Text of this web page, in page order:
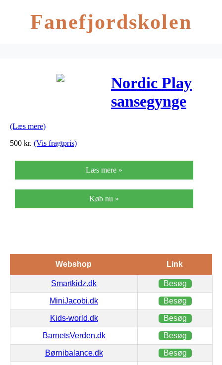
Fanefjordskolen
Nordic Play
sansegynge
(Læs mere)
500 kr. (Vis fragtpris)
Læs mere »
Køb nu »
Webshop Link
Smartkidz.dk Besøg
MiniJacobi.dk Besøg
Kids-world.dk Besøg
BarnetsVerden.dk Besøg
Børnibalance.dk Besøg